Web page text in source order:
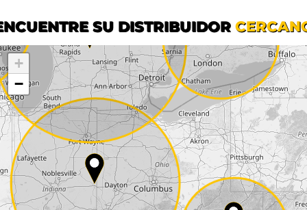
Nombre*
Empresa
Calle*
Codigo postal*
SU DISTRIBUIDOR
+
−